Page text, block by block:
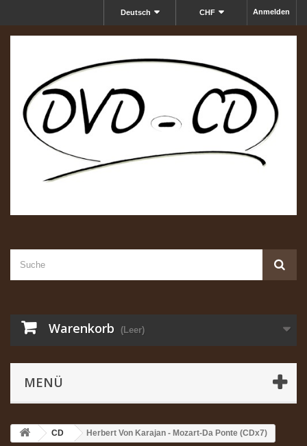
Anmelden
CHF
Deutsch
Warenkorb (Leer)
MENÜ
CD Herbert Von Karajan - Mozart-Da Ponte (CDx7)